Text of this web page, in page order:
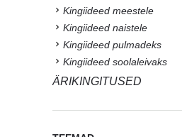
Kingiideed meestele
Kingiideed naistele
Kingiideed pulmadeks
Kingiideed soolaleivaks
ÄRIKINGITUSED